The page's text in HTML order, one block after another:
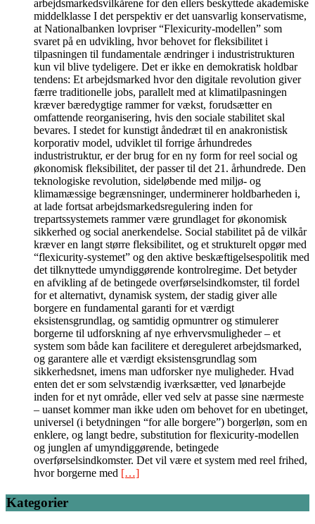
arbejdsmarkedsvilkårene for den ellers beskyttede akademiske
middelklasse I det perspektiv er det uansvarlig konservatisme,
at Nationalbanken lovpriser “Flexicurity-modellen” som
svaret på en udvikling, hvor behovet for fleksibilitet i
tilpasningen til fundamentale ændringer i industristrukturen
kun vil blive tydeligere. Det er ikke en demokratisk holdbar
tendens: Et arbejdsmarked hvor den digitale revolution giver
færre traditionelle jobs, parallelt med at klimatilpasningen
kræver bæredygtige rammer for vækst, forudsætter en
omfattende reorganisering, hvis den sociale stabilitet skal
bevares. I stedet for kunstigt åndedræt til en anakronistisk
korporativ model, udviklet til forrige århundredes
industristruktur, er der brug for en ny form for reel social og
økonomisk fleksibilitet, der passer til det 21. århundrede. Den
teknologiske revolution, sideløbende med miljø- og
klimamæssige begrænsninger, underminerer holdbarheden i,
at lade fortsat arbejdsmarkedsregulering inden for
trepartssystemets rammer være grundlaget for økonomisk
sikkerhed og social anerkendelse. Social stabilitet på de vilkår
kræver en langt større fleksibilitet, og et strukturelt opgør med
“flexicurity-systemet” og den aktive beskæftigelsespolitik med
det tilknyttede umyndiggørende kontrolregime. Det betyder
en afvikling af de betingede overførselsindkomster, til fordel
for et alternativt, dynamisk system, der stadig giver alle
borgere en fundamental garanti for et værdigt
eksistensgrundlag, og samtidig opmuntrer og stimulerer
borgerne til udforskning af nye erhvervsmuligheder – et
system som både kan facilitere et dereguleret arbejdsmarked,
og garantere alle et værdigt eksistensgrundlag som
sikkerhedsnet, imens man udforsker nye muligheder. Hvad
enten det er som selvstændig iværksætter, ved lønarbejde
inden for et nyt område, eller ved selv at passe sine nærmeste
– uanset kommer man ikke uden om behovet for en ubetinget,
universel (i betydningen “for alle borgere”) borgerløn, som en
enklere, og langt bedre, substitution for flexicurity-modellen
og junglen af umyndiggørende, betingede
overførselsindkomster. Det vil være et system med reel frihed,
hvor borgerne med […]
Kategorier